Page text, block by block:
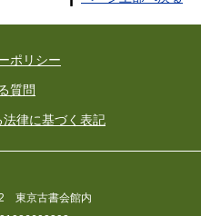
ポリシー
質問
律に基づく表記
東京古書会館内